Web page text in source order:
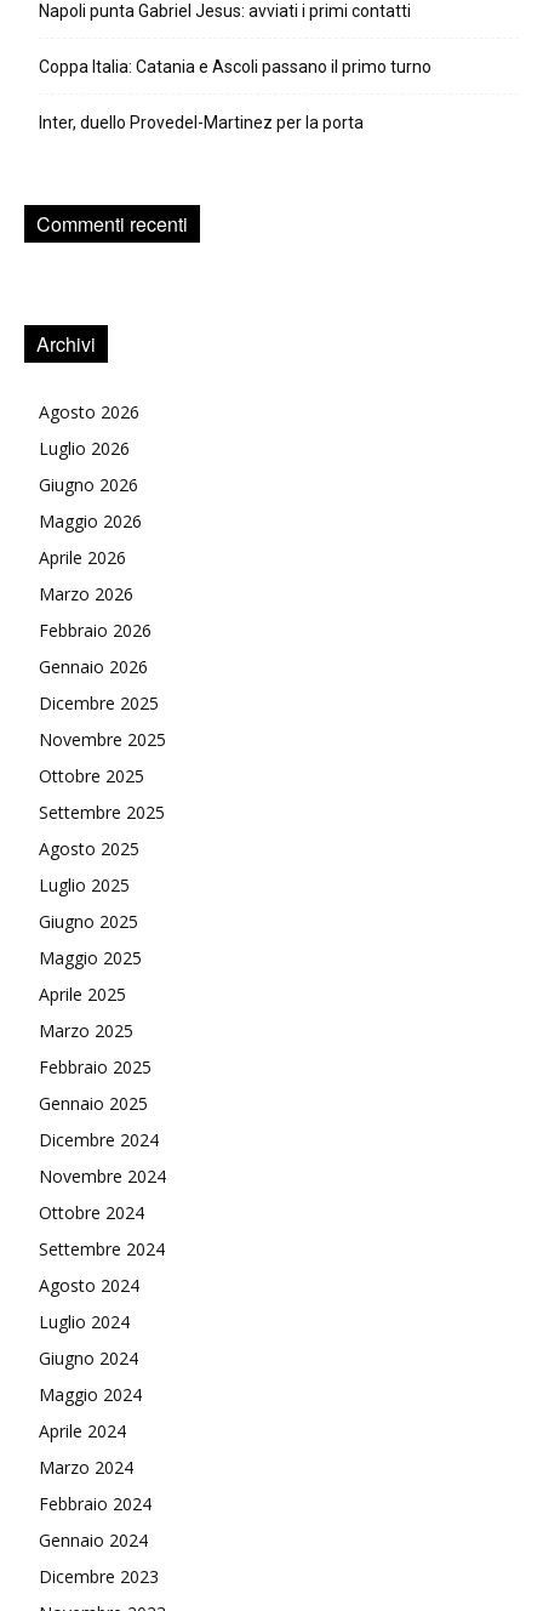
Napoli punta Gabriel Jesus: avviati i primi contatti
Coppa Italia: Catania e Ascoli passano il primo turno
Inter, duello Provedel-Martinez per la porta
Commenti recenti
Archivi
Agosto 2026
Luglio 2026
Giugno 2026
Maggio 2026
Aprile 2026
Marzo 2026
Febbraio 2026
Gennaio 2026
Dicembre 2025
Novembre 2025
Ottobre 2025
Settembre 2025
Agosto 2025
Luglio 2025
Giugno 2025
Maggio 2025
Aprile 2025
Marzo 2025
Febbraio 2025
Gennaio 2025
Dicembre 2024
Novembre 2024
Ottobre 2024
Settembre 2024
Agosto 2024
Luglio 2024
Giugno 2024
Maggio 2024
Aprile 2024
Marzo 2024
Febbraio 2024
Gennaio 2024
Dicembre 2023